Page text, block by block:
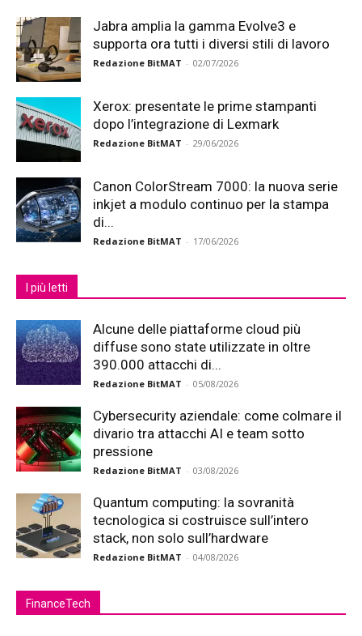
Jabra amplia la gamma Evolve3 e
supporta ora tutti i diversi stili di lavoro
Redazione BitMAT - 02/07/2026
Xerox: presentate le prime stampanti
dopo l’integrazione di Lexmark
Redazione BitMAT - 29/06/2026
Canon ColorStream 7000: la nuova serie
inkjet a modulo continuo per la stampa
di...
Redazione BitMAT - 17/06/2026
I più letti
Alcune delle piattaforme cloud più
diffuse sono state utilizzate in oltre
390.000 attacchi di...
Redazione BitMAT - 05/08/2026
Cybersecurity aziendale: come colmare il
divario tra attacchi AI e team sotto
pressione
Redazione BitMAT - 03/08/2026
Quantum computing: la sovranità
tecnologica si costruisce sull’intero
stack, non solo sull’hardware
Redazione BitMAT - 04/08/2026
FinanceTech